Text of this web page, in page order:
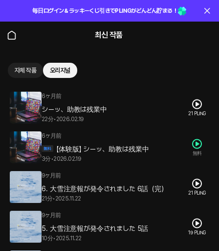
毎日ログイン＆ラッキーくじ引きでPLINGがどんどん貯まる！
최신 작품
자체 작품 오리지널
6ヶ月前
シーッ、助教は残業中
22分• 2026.02.19
21 PLING
6ヶ月前
【体験版】 シーッ、助教は残業中
3分•2026.02.19
無料
9ヶ月前
6. 大雪注意報が発令されました 6話（完）
21分• 2025.11.22
21 PLING
9ヶ月前
5. 大雪注意報が発令されました 5話
10分• 2025.11.22
19 PLING